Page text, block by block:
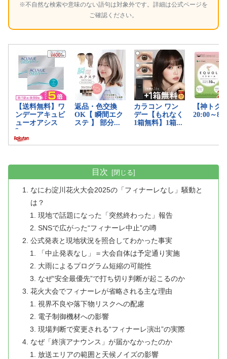
※不自然な検索や意味のない語句は対象外です。詳細は公式ページを
ご確認ください。
目次
なにわ淀川花火大会2025の「フィナーレなし」騒動と
は？
現地で話題になった「突然終わった」報告
SNSで広がった“フィナーレ中止”の噂
公式発表と現地状況を照合してわかった事実
「中止発表なし」＝大会自体は予定通り実施
大雨によるプログラム短縮の可能性
なぜ“安全最優先”で打ち切り判断が起こるのか
花火大会でフィナーレが省略される主な理由
視界不良や落下物リスクへの配慮
電子制御機材への影響
現場判断で変更される“フィナーレ演出”の実際
なぜ「終演アナウンス」が届かなかったのか
放送エリアの範囲と天候ノイズの影響